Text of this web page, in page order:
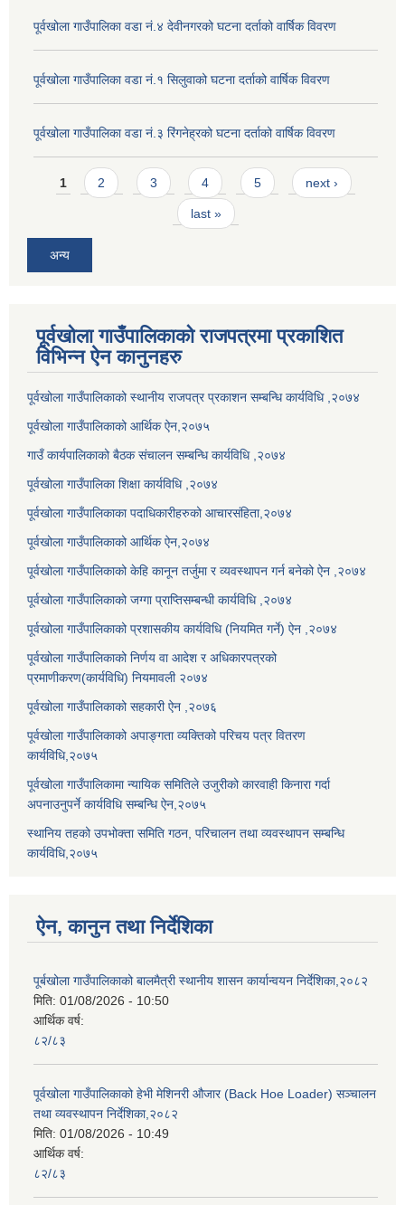
पूर्वखोला गाउँपालिका वडा नं.४ देवीनगरको घटना दर्ताको वार्षिक विवरण
पूर्वखोला गाउँपालिका वडा नं.१ सिलुवाको घटना दर्ताको वार्षिक विवरण
पूर्वखोला गाउँपालिका वडा नं.३ रिंगनेह्रको घटना दर्ताको वार्षिक विवरण
Pages
1 2 3 4 5 next ›
last »
अन्य
पूर्वखोला गाउँपालिकाको राजपत्रमा प्रकाशित
विभिन्न ऐन कानुनहरु
पूर्वखोला गाउँपालिकाको स्थानीय राजपत्र प्रकाशन सम्बन्धि कार्यविधि ,२०७४
पूर्वखोला गाउँपालिकाको आर्थिक ऐन,२०७५
गाउँ कार्यपालिकाको बैठक संचालन सम्बन्धि कार्यविधि ,२०७४
पूर्वखोला गाउँपालिका शिक्षा कार्यविधि ,२०७४
पूर्वखोला गाउँपालिकाका पदाधिकारीहरुको आचारसंहिता,२०७४
पूर्वखोला गाउँपालिकाको आर्थिक ऐन,२०७४
पूर्वखोला गाउँपालिकाको केहि कानून तर्जुमा र व्यवस्थापन गर्न बनेको ऐन ,२०७४
पूर्वखोला गाउँपालिकाको जग्गा प्राप्तिसम्बन्धी कार्यविधि ,२०७४
पूर्वखोला गाउँपालिकाको प्रशासकीय कार्यविधि (नियमित गर्ने) ऐन ,२०७४
पूर्वखोला गाउँपालिकाको निर्णय वा आदेश र अधिकारपत्रको
प्रमाणीकरण(कार्यविधि) नियमावली २०७४
पूर्वखोला गाउँपालिकाको सहकारी ऐन ,२०७६
पूर्वखोला गाउँपालिकाको अपाङ्गता व्यक्तिको परिचय पत्र वितरण
कार्यविधि,२०७५
पूर्वखोला गाउँपालिकामा न्यायिक समितिले उजुरीको कारवाही किनारा गर्दा
अपनाउनुपर्ने कार्यविधि सम्बन्धि ऐन,२०७५
स्थानिय तहको उपभोक्ता समिति गठन, परिचालन तथा व्यवस्थापन सम्बन्धि
कार्यविधि,२०७५
ऐन, कानुन तथा निर्देशिका
पूर्बखोला गाउँपालिकाको बालमैत्री स्थानीय शासन कार्यान्वयन निर्देशिका,२०८२
मिति: 01/08/2026 - 10:50
आर्थिक वर्ष:
८२/८३
पूर्वखोला गाउँपालिकाको हेभी मेशिनरी औजार (Back Hoe Loader) सञ्चालन
तथा व्यवस्थापन निर्देशिका,२०८२
मिति: 01/08/2026 - 10:49
आर्थिक वर्ष:
८२/८३